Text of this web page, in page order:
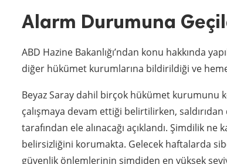
Alarm Durumuna
ABD Hazine Bakanlığı’ndan konu hakkında
diğer hükümet kurumlarına bildirildiği ve
Beyaz Saray dahil birçok hükümet kurumunu
çalışmaya devam ettiği belirtilirken,
tarafından ele alınacağı açıklandı. Şimdilik
belirsizliğini korumakta. Gelecek haftalarda
güvenlik önlemlerinin şimdiden en yüksek